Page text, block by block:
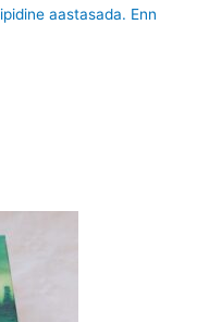
aastasada. Enn